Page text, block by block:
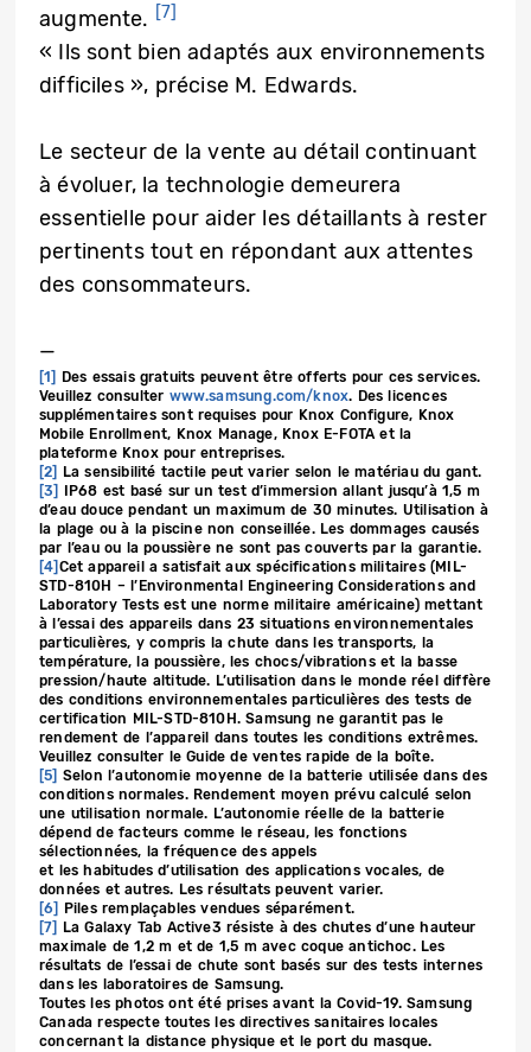
augmente. [7]
« Ils sont bien adaptés aux environnements
difficiles », précise M. Edwards.
Le secteur de la vente au détail continuant
à évoluer, la technologie demeurera
essentielle pour aider les détaillants à rester
pertinents tout en répondant aux attentes
des consommateurs.
—
[1]
Des essais gratuits peuvent être offerts pour ces services.
Veuillez consulter www.samsung.com/knox. Des licences
supplémentaires sont requises pour Knox Configure, Knox
Mobile Enrollment, Knox Manage, Knox E-FOTA et la
plateforme Knox pour entreprises.
[2]
La sensibilité tactile peut varier selon le matériau du gant.
[3]
IP68 est basé sur un test d’immersion allant jusqu’à 1,5 m
d’eau douce pendant un maximum de 30 minutes. Utilisation à
la plage ou à la piscine non conseillée. Les dommages causés
par l’eau ou la poussière ne sont pas couverts par la garantie.
[4] Cet appareil a satisfait aux spécifications militaires (MIL-
STD-810H – l’Environmental Engineering Considerations and
Laboratory Tests est une norme militaire américaine) mettant
à l’essai des appareils dans 23 situations environnementales
particulières, y compris la chute dans les transports, la
température, la poussière, les chocs/vibrations et la basse
pression/haute altitude. L’utilisation dans le monde réel diffère
des conditions environnementales particulières des tests de
certification MIL-STD-810H. Samsung ne garantit pas le
rendement de l’appareil dans toutes les conditions extrêmes.
Veuillez consulter le Guide de ventes rapide de la boîte.
[5] Selon l’autonomie moyenne de la batterie utilisée dans des
conditions normales. Rendement moyen prévu calculé selon
une utilisation normale. L’autonomie réelle de la batterie
dépend de facteurs comme le réseau, les fonctions
sélectionnées, la fréquence des appels
et les habitudes d’utilisation des applications vocales, de
données et autres. Les résultats peuvent varier.
[6]
Piles remplaçables vendues séparément.
[7]
La Galaxy Tab Active3 résiste à des chutes d’une hauteur
maximale de 1,2 m et de 1,5 m avec coque antichoc. Les
résultats de l’essai de chute sont basés sur des tests internes
dans les laboratoires de Samsung.
Toutes les photos ont été prises avant la Covid-19. Samsung
Canada respecte toutes les directives sanitaires locales
concernant la distance physique et le port du masque.